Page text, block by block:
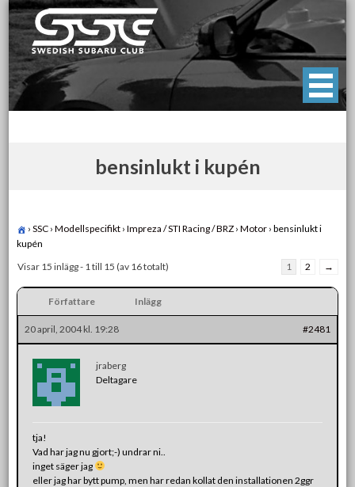
Skip
to
content
Swedish Subaru Club
För oss som älskar Subaru!
bensinlukt i kupén
› SSC › Modellspecifikt › Impreza / STI Racing / BRZ › Motor › bensinlukt i
kupén
Visar 15 inlägg - 1 till 15 (av 16 totalt)
1 2 →
Författare Inlägg
20 april, 2004 kl. 19:28 #2481
jraberg
Deltagare
tja!
Vad har jag nu gjort;-) undrar ni..
inget säger jag
eller jag har bytt pump, men har redan kollat den installationen 2ggr